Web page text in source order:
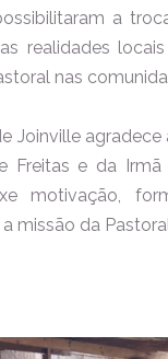
a
realidades
nas
Joinville agradece
Freitas e da Irmã
motivação,
missão da